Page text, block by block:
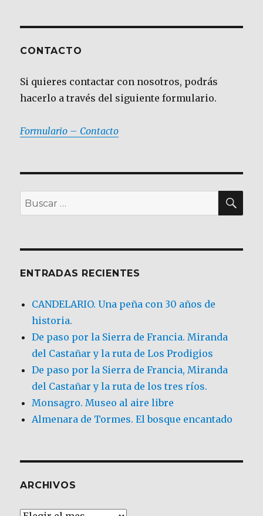
CONTACTO
Si quieres contactar con nosotros, podrás
hacerlo a través del siguiente formulario.
Formulario – Contacto
Buscar
por:
ENTRADAS RECIENTES
CANDELARIO. Una peña con 30 años de
historia.
De paso por la Sierra de Francia. Miranda
del Castañar y la ruta de Los Prodigios
De paso por la Sierra de Francia, Miranda
del Castañar y la ruta de los tres ríos.
Monsagro. Museo al aire libre
Almenara de Tormes. El bosque encantado
ARCHIVOS